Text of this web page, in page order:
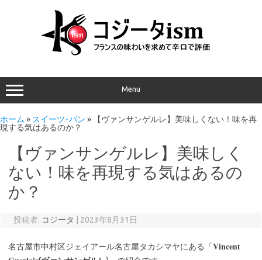
Menu
ホーム » スイーツ･パン »
【ヴァンサンゲルレ】美味しくない！味を再
現する気はあるのか？
【ヴァンサンゲルレ】美味しく
ない！味を再現する気はあるの
か？
投稿者: コジータ 2023年8月31日
名古屋市中村区ジェイアール名古屋タカシマヤにある「Vincent